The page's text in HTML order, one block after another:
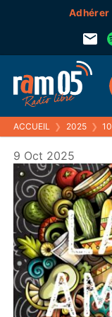
Adhérer
ACCUEIL ❯ 2025 ❯ 10
9 Oct 2025